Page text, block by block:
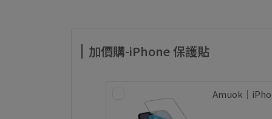
加價購-iPhone 保護貼
Amuok｜